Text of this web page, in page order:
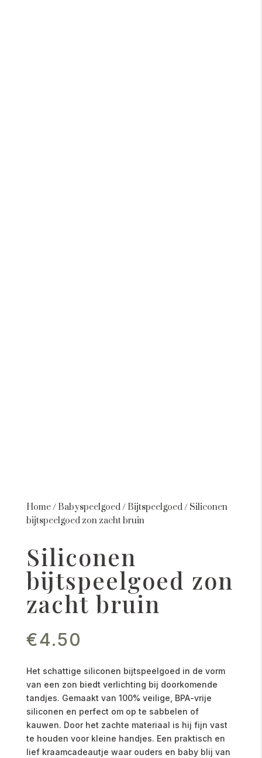
Home/ Babyspeelgoed/ Bijtspeelgoed/ Siliconen
bijtspeelgoed zon zacht bruin
Siliconen
bijtspeelgoed zon
zacht bruin
€4.50
Het schattige siliconen bijtspeelgoed in de vorm
van een zon biedt verlichting bij doorkomende
tandjes. Gemaakt van 100% veilige, BPA-vrije
siliconen en perfect om op te sabbelen of
kauwen. Door het zachte materiaal is hij fijn vast
te houden voor kleine handjes. Een praktisch en
lief kraamcadeautje waar ouders en baby blij van